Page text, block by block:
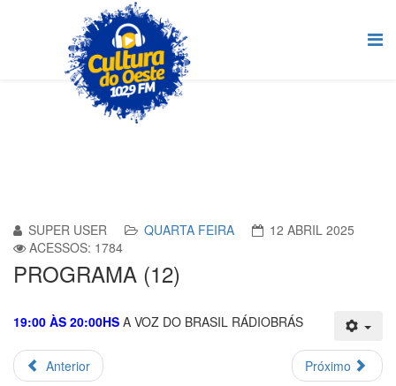
SUPER USER QUARTA FEIRA
12 ABRIL 2025
ACESSOS: 1784
PROGRAMA (12)
19:00 ÀS 20:00HS A VOZ DO BRASIL RÁDIOBRÁS
Anterior Próximo